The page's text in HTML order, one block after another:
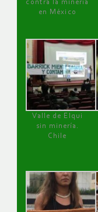
contra la minería
en México
Valle de Elqui
sin minería.
Chile